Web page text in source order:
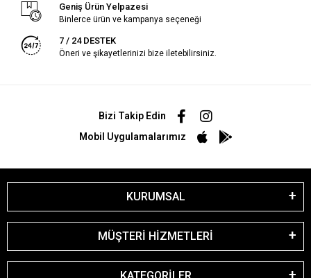
Geniş Ürün Yelpazesi
Binlerce ürün ve kampanya seçeneği
7 / 24 DESTEK
Öneri ve şikayetlerinizi bize iletebilirsiniz.
Bizi Takip Edin
Mobil Uygulamalarımız
KURUMSAL
MÜŞTERİ HİZMETLERİ